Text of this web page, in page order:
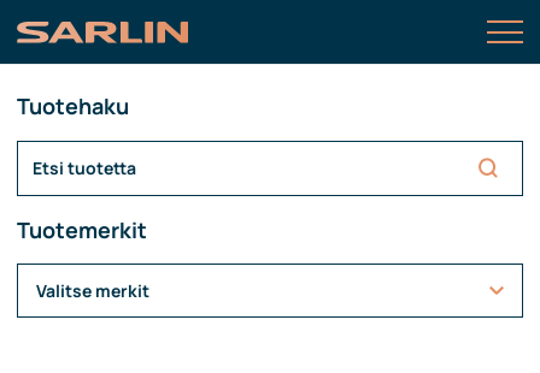
Tuotehaku
Tuotemerkit
Valitse merkit